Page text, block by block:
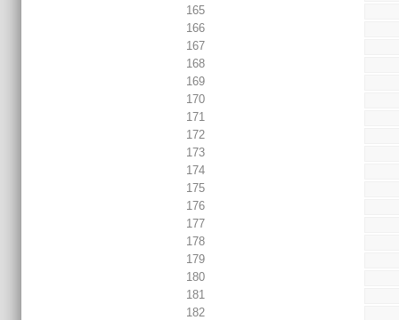
165
166
167
168
169
170
171
172
173
174
175
176
177
178
179
180
181
182